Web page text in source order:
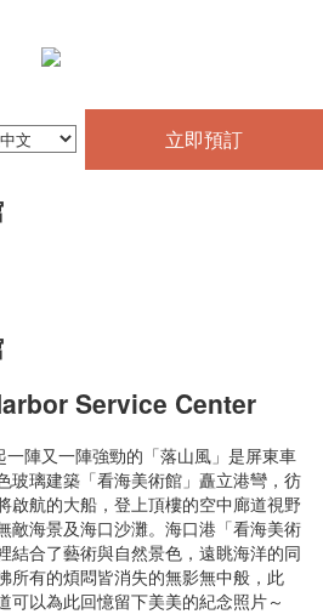
立即預訂
Service Center
陣又一陣強勁的「落山風」是屏東車
玻璃建築「看海美術館」矗立港彎，彷
啟航的大船，登上頂樓的空中廊道視野
敵海景及海口沙灘。海口港「看海美術
結合了藝術與自然景色，遠眺海洋的同
所有的煩悶皆消失的無影無中般，此
可以為此回憶留下美美的紀念照片～